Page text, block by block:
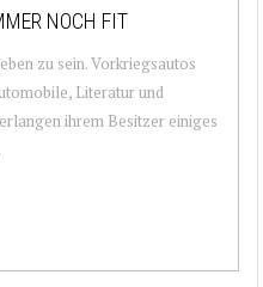
NOCH FIT
zu sein. Vorkriegsautos
Literatur und
ihrem Besitzer einiges